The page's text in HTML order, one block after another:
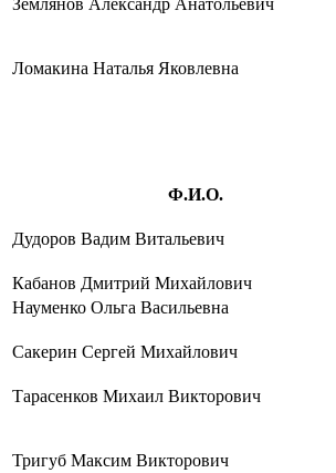
Ломакина Наталья Яковлевна
Ф.И.О.
Дудоров Вадим Витальевич
Кабанов Дмитрий Михайлович
Науменко Ольга Васильевна
Сакерин Сергей Михайлович
Тарасенков Михаил Викторович
Тригуб Максим Викторович